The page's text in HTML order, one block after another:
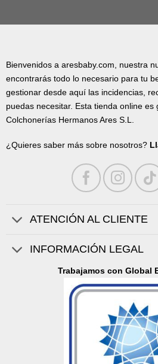
Bienvenidos a aresbaby.com, nuestra
encontrarás todo lo necesario para tu
gestionar desde aquí las incidencias,
puedas necesitar. Esta tienda online es
Colchonerías Hermanos Ares S.L.
¿Quieres saber más sobre nosotros?
ATENCIÓN AL CLIENTE
INFORMACIÓN LEGAL
Trabajamos con Global